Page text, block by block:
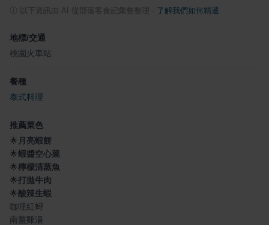
ⓘ 以下資訊由 AI 從部落客食記彙整整理 了解我們如何精選
地標/交通
桃園火車站
餐種
泰式料理
推薦菜色
🌟 月亮蝦餅
🌟蝦醬空心菜
🌟檸檬清蒸魚
🌟打拋牛肉
🌟酸辣生蝦
咖哩紅蟳
南薑雞湯